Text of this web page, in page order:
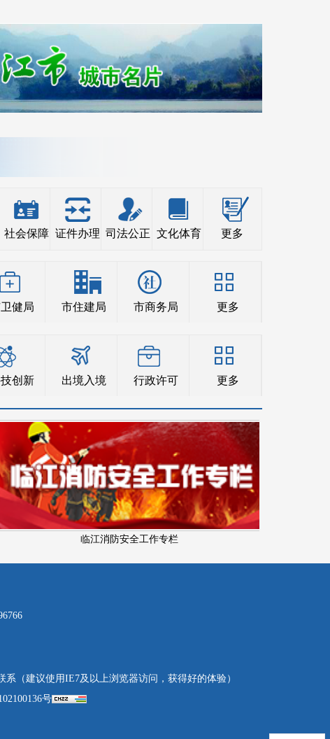
社会保障 证件办理 司法公正 文化体育 更多
健局 市住建局 市商务局 更多
创新 出境入境 行政许可 更多
临江消防安全工作专栏
（建议使用IE7及以上浏览器访问，获得好的体验）
号